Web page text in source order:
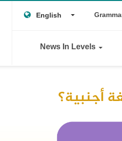
English ToggleTop
Main
navigation
News In Levels
أجنبية؟